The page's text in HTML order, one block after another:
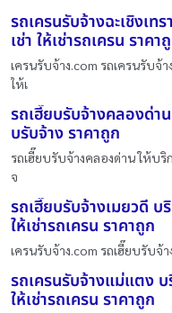
รถเครนรับจ้างฉะเชิงเท
เช่า ให้เช่ารถเครน ราคา
เครนรับจ้าง.com รถเครนรับจ้า
ให้เ
รถเฮี๊ยบรับจ้างคลองด่า
บรับจ้าง ราคาถูก
รถเฮี๊ยบรับจ้างคลองด่าน ให้บริ
จ
รถเฮี๊ยบรับจ้างเมยวดี บ
ให้เช่ารถเครน ราคาถูก
เครนรับจ้าง.com รถเฮี๊ยบรับจ้า
รถเครนรับจ้างแม่แตง บ
ให้เช่ารถเครน ราคาถูก